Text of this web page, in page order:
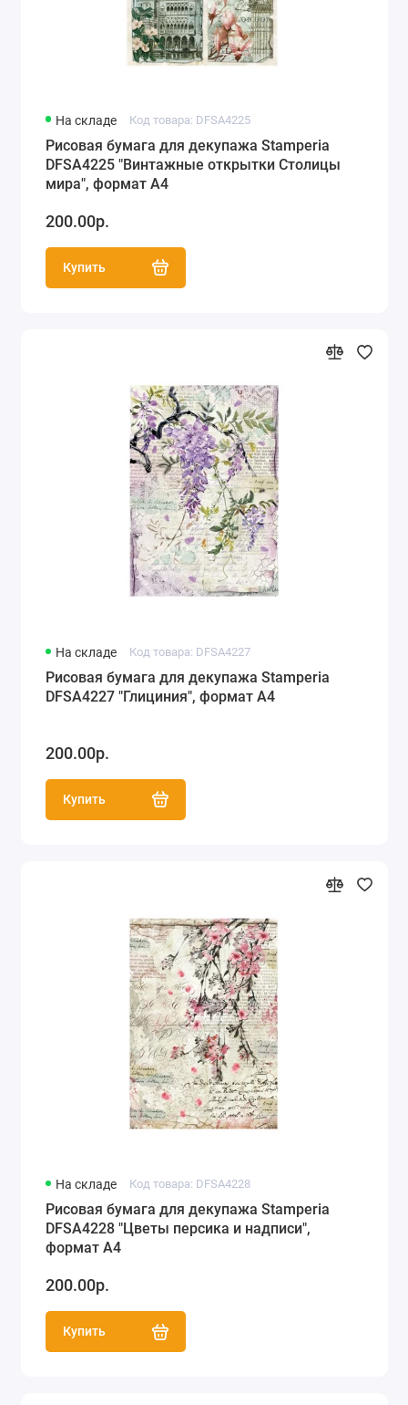
Рисовая бумага Love2Art, Kalit (Италия) (66)
Рисовая бумага Cadence (55)
перфорированная бумага (53)
На складе Код товара: DFSA4225
Рисовая бумага для декупажа Stamperia
DFSA4225 "Винтажные открытки Столицы
мира", формат А4
200.00р.
Купить
На складе Код товара: DFSA4227
Рисовая бумага для декупажа Stamperia
DFSA4227 "Глициния", формат А4
200.00р.
Купить
На складе Код товара: DFSA4228
Рисовая бумага для декупажа Stamperia
DFSA4228 "Цветы персика и надписи",
формат А4
200.00р.
Купить